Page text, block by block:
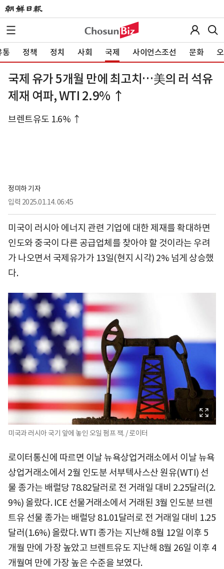
통 정책 정치 사회 국제 사이언스조선 문화
국제 유가 5개월 만에 최고치…美의 러 석유
제재 여파, WTI 2.9% ↑
브렌트유도 1.6% ↑
정미하 기자
입력 2025.01.14. 06:45
미국이 러시아 에너지 관련 기업에 대한 제재를 확대하면
인도와 중국이 다른 공급업체를 찾아야 할 것이라는 우려
가 나오면서 국제유가가 13일(현지 시각) 2% 넘게 상승했
다.
미국과 러시아 국기 앞에 놓인 오일 펌프 잭. / 로이터
로이터통신에 따르면 이날 뉴욕상업거래소에서 이날 뉴욕
상업거래소에서 2월 인도분 서부텍사스산 원유(WTI) 선
물 종가는 배럴당 78.82달러로 전 거래일 대비 2.25달러(2.
9%) 올랐다. ICE 선물거래소에서 거래된 3월 인도분 브렌
트유 선물 종가는 배럴당 81.01달러로 전 거래일 대비 1.25
달러(1.6%) 올랐다. WTI 종가는 지난해 8월 12일 이후 5
개월 만에 가장 높았고 브렌트유도 지난해 8월 26일 이후 4
개월여 만에 가장 높은 수준을 보였다.